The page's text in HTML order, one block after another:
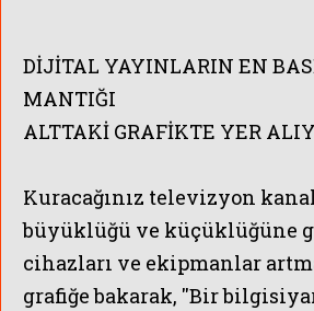
DİJİTAL YAYINLARIN EN
MANTIĞI
ALTTAKİ GRAFİKTE YER
Kuracağınız televizyon
büyüklüğü ve küçüklüğüne
cihazları ve ekipmanlar
grafiğe bakarak, ''Bir